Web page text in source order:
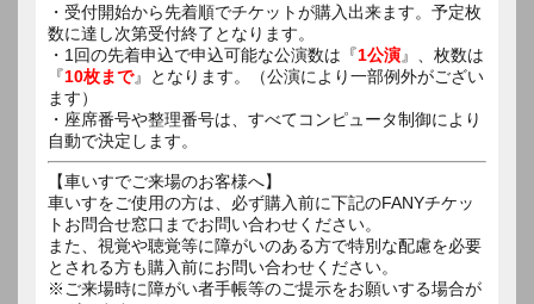
・受付開始から先着順でチケットが購入出来ます。予定枚
数に達し次第受付終了となります。
・1回の先着申込で申込可能な公演数は『1公演』、枚数は
『10枚まで』となります。（公演により一部例外がござい
ます）
・座席番号や整理番号は、すべてコンピュータ制御により
自動で決定します。
【車いすでご来場のお客様へ】
車いすをご使用の方は、必ず購入前に下記のFANYチケッ
トお問合せ窓口までお問い合わせください。
また、視覚や聴覚等に障がいのある方で特別な配慮を必要
とされる方も購入前にお問い合わせください。
※ご来場時に障がい者手帳等のご提示をお願いする場合が